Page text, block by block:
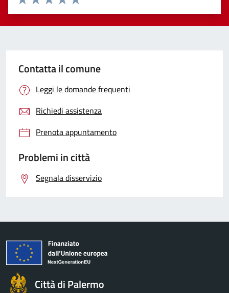
Valuta 5 stelle su 5
Valuta 4 stelle su 5
Valuta 3 stelle su 5
Valuta 2 stelle su 5
Valuta 1 stelle su 5
Contatta il comune
Leggi le domande frequenti
Richiedi assistenza
Prenota appuntamento
Problemi in città
Segnala disservizio
Città di Palermo